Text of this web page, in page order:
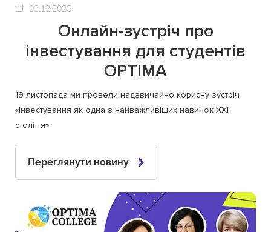
03.12.2025
Онлайн-зустріч про
інвестування для студентів
OPTIMA
19 листопада ми провели надзвичайно корисну зустріч
«Інвестування як одна з найважливіших навичок ХХІ
століття».
Переглянути новину